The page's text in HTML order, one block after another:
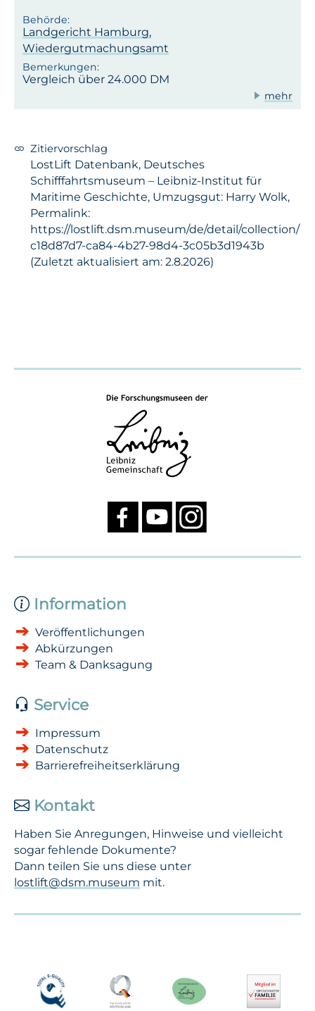
Landgericht Hamburg,
Wiedergutmachungsamt
Vergleich über 24.000 DM
mehr
Zitiervorschlag
LostLift Datenbank, Deutsches
Schifffahrtsmuseum – Leibniz-Institut für
Maritime Geschichte, Umzugsgut: Harry Wolk,
Permalink:
https://lostlift.dsm.museum/de/detail/collection/
c18d87d7-ca84-4b27-98d4-3c05b3d1943b
(Zuletzt aktualisiert am: 2.8.2026)
Information
Veröffentlichungen
Abkürzungen
Team & Danksagung
Service
Impressum
Datenschutz
Barrierefreiheitserklärung
Kontakt
Haben Sie Anregungen, Hinweise und vielleicht
sogar fehlende Dokumente?
Dann teilen Sie uns diese unter
lostlift@dsm.museum mit.